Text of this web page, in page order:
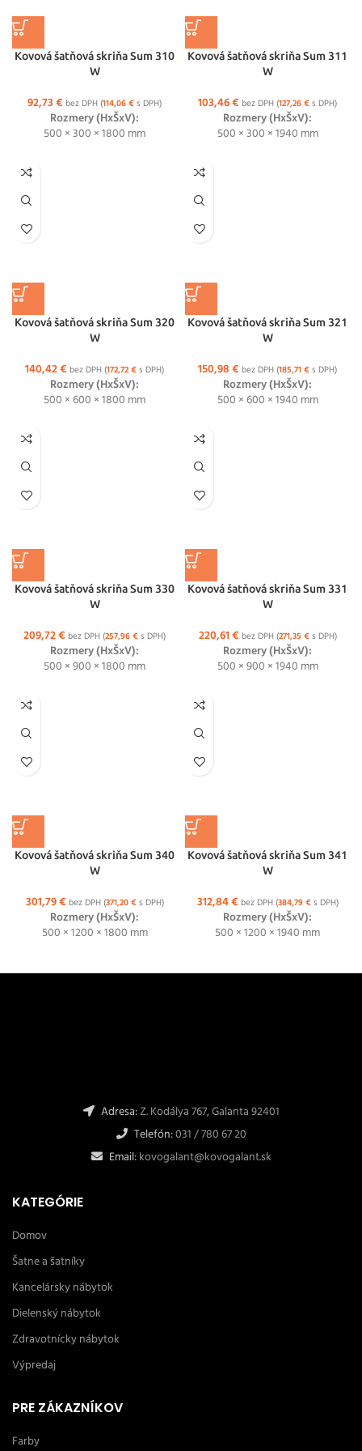
Kovová šatňová skriňa Sum 310
W
92,73€ bez DPH (114,06€s DPH)
Rozmery (HxŠxV):
500 × 300 × 1800 mm
Kovová šatňová skriňa Sum 311
W
103,46€ bez DPH (127,26€s DPH)
Rozmery (HxŠxV):
500 × 300 × 1940 mm
Kovová šatňová skriňa Sum 320
W
140,42€ bez DPH (172,72€s DPH)
Rozmery (HxŠxV):
500 × 600 × 1800 mm
Kovová šatňová skriňa Sum 321
W
150,98€ bez DPH (185,71€s DPH)
Rozmery (HxŠxV):
500 × 600 × 1940 mm
Kovová šatňová skriňa Sum 330
W
209,72€ bez DPH (257,96€s DPH)
Rozmery (HxŠxV):
500 × 900 × 1800 mm
Kovová šatňová skriňa Sum 331
W
220,61€ bez DPH (271,35 €s DPH)
Rozmery (HxŠxV):
500 × 900 × 1940 mm
Kovová šatňová skriňa Sum 340
W
301,79€ bez DPH (371,20€s DPH)
Rozmery (HxŠxV):
500 × 1200 × 1800 mm
Kovová šatňová skriňa Sum 341
W
312,84€ bez DPH (384,79€s DPH)
Rozmery (HxŠxV):
500 × 1200 × 1940 mm
Adresa:Z. Kodálya 767, Galanta 92401
Telefón:031 / 780 67 20
Email:kovogalant@kovogalant.sk
KATEGÓRIE
Domov
Šatne a šatníky
Kancelársky nábytok
Dielenský nábytok
Zdravotnícky nábytok
Výpredaj
PRE ZÁKAZNÍKOV
Farby